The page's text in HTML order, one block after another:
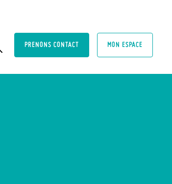
PRENONS CONTACT MON ESPACE